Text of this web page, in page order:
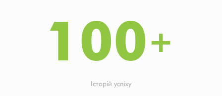
Історій успіху
100